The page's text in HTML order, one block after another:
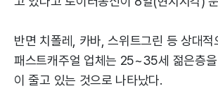
반면 치폴레, 카바, 스위트그린 등 상대
패스트캐주얼 업체는 25~35세 젊은층
이 줄고 있는 것으로 나타났다.